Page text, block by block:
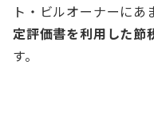
ト・ビルオーナーに
定評価書を利用した節
す。